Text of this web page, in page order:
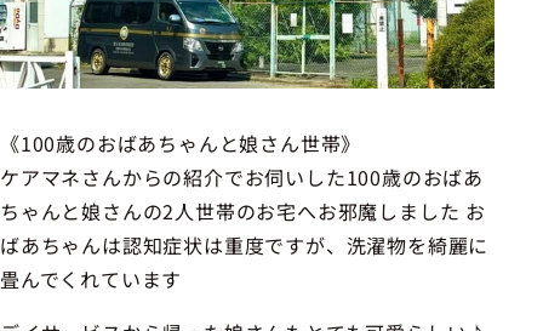
《100歳のおばあちゃんと娘さん世帯》
ケアマネさんからの紹介でお伺いした100歳のおばあ
ちゃんと娘さんの2人世帯のお宅へお邪魔しました お
ばあちゃんは認知症状は重度ですが、洗濯物を綺麗に
畳んでくれています